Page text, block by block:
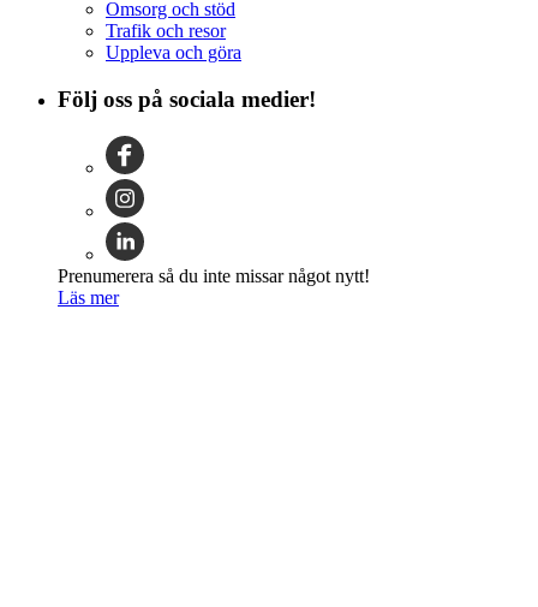
Omsorg och stöd
Trafik och resor
Uppleva och göra
Följ oss på sociala medier!
Prenumerera så du inte missar något nytt!
Läs mer